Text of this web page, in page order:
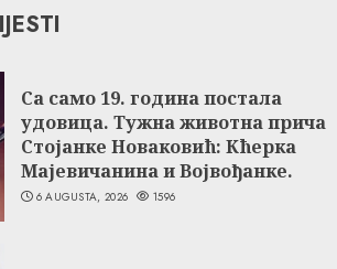
Са само 19. година постала
удовица. Тужна животна прича
Стојанке Новаковић: Кћерка
Мајевичанина и Војвођанке.
6 AUGUSTA, 2026 1596